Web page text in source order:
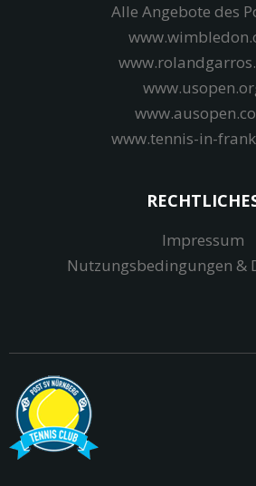
Alle Angebote des
www.tennis-in-
Impressum
Nutzungsbedingungen &